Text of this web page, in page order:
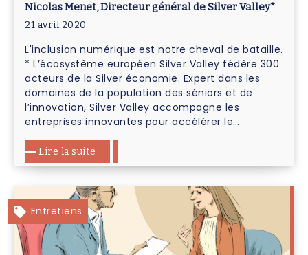
Nicolas Menet, Directeur général de Silver Valley*
21 avril 2020
L'inclusion numérique est notre cheval de bataille.
* L’écosystème européen Silver Valley fédère 300
acteurs de la Silver économie. Expert dans les
domaines de la population des séniors et de
l’innovation, Silver Valley accompagne les
entreprises innovantes pour accélérer le…
Lire la suite
Entretiens